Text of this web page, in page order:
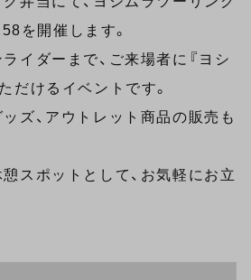
を開催します。
イダーまで、ご来場者に『ヨシ
だけるイベントです。
ズ、アウトレット商品の販売も
スポットとして、お気軽にお立